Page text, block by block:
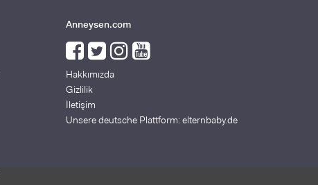
Anneysen.com
Hakkımızda
Gizlilik
İletişim
Unsere deutsche Plattform: elternbaby.de